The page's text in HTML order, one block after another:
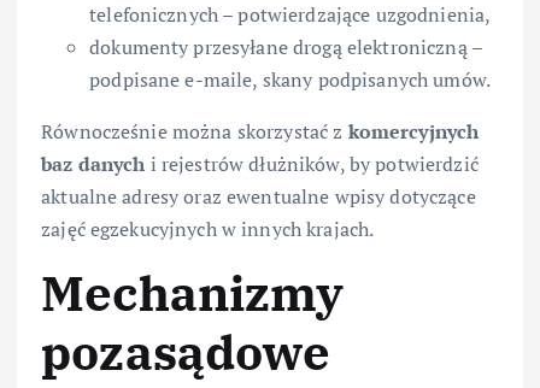
telefonicznych – potwierdzające uzgodnienia,
dokumenty przesyłane drogą elektroniczną –
podpisane e-maile, skany podpisanych umów.
Równocześnie można skorzystać z komercyjnych
baz danych i rejestrów dłużników, by potwierdzić
aktualne adresy oraz ewentualne wpisy dotyczące
zajęć egzekucyjnych w innych krajach.
Mechanizmy
pozasądowe